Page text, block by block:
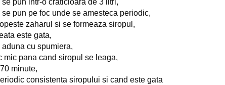
pun intr-o craticioara de 3 litri,
pun pe foc unde se amesteca periodic,
zaharul si se formeaza siropul,
este gata,
cu spumiera,
mic pana cand siropul se leaga,
minute,
consistenta siropului si cand este gata